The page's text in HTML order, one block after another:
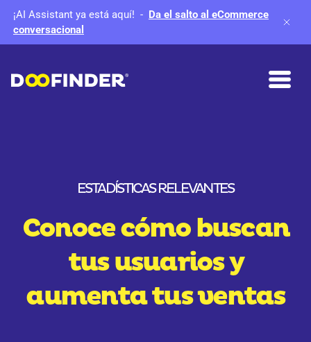
¡AI Assistant ya está aquí! - Da el salto al eCommerce
conversacional
ESTADÍSTICAS RELEVANTES
Conoce cómo buscan
tus usuarios y
aumenta tus ventas